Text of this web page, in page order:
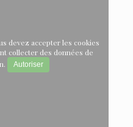
devez accepter les cookies
collecter des données de
Autoriser